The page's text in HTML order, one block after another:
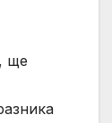
ще